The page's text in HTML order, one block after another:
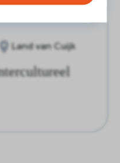
Land van Cuijk